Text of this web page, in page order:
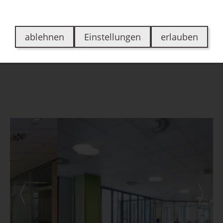
Über uns Jobs Kontakt Bewertungen
ablehnen Einstellungen erlauben